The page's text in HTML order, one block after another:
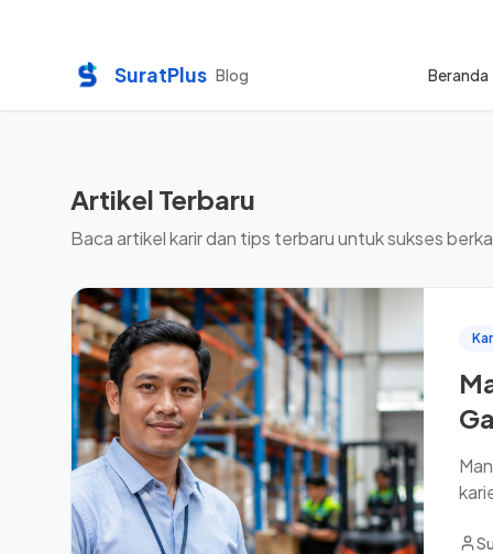
SuratPlus Blog Beranda
Artikel Terbaru
Baca artikel karir dan tips terbaru untuk sukses